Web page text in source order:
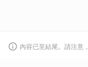
內容已至結尾。請注意